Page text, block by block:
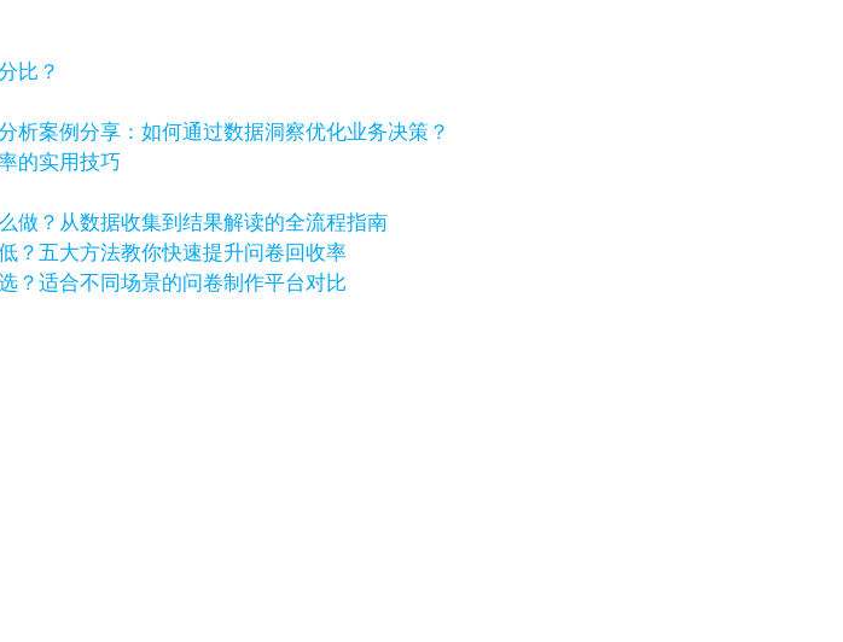
比？
析案例分享：如何通过数据洞察优化业务决策？
的实用技巧
做？从数据收集到结果解读的全流程指南
？五大方法教你快速提升问卷回收率
？适合不同场景的问卷制作平台对比